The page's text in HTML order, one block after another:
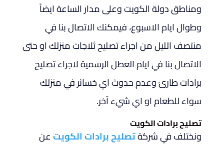
ومناطق دولة الكويت وعلى مدار الساعة ايضاً
وطوال ايام الاسبوع، فيمكنك الاتصال بنا في
منتصف الليل من اجراء تصليح ثلاجات منزلك او حتى
الاتصال بنا في ايام العطل الرسمية لاجراء تصليح
برادات طارئ وعدم حدوث اي خسائر في منزلك
سواء للطعام او اي شيء آخر.
تصليح برادات الكويت
ونختلف في شركةتصليح برادات الكويتعن